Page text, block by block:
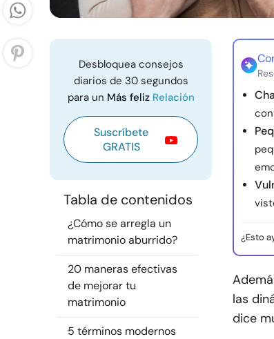
Desbloquea consejos
diarios de 30 segundos
para un Más feliz Relación
Suscríbete
GRATIS
Tabla de contenidos
¿Cómo se arregla un
matrimonio aburrido?
20 maneras efectivas
de mejorar tu
matrimonio
5 términos modernos
¿Esto
las
dice